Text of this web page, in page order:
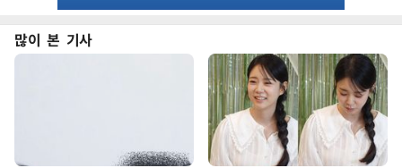
많이 본 기사